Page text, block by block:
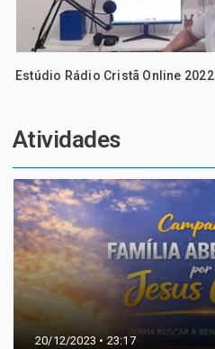
Estúdio Rádio Cristã Online 2022
Atividades
20/12/2023 • 23:17